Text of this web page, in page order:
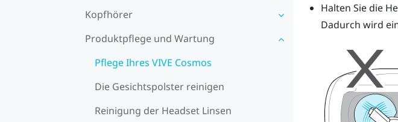
Kopfhörer
Produktpflege und Wartung
Pflege Ihres VIVE Cosmos
Die Gesichtspolster reinigen
Reinigung der Headset Linsen
Halten Sie die
Dadurch wird